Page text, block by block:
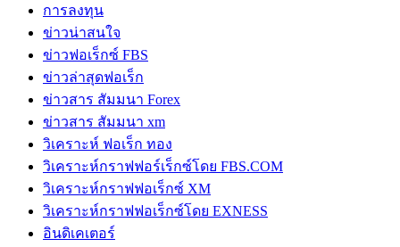
การลงทุน
ข่าวน่าสนใจ
ข่าวฟอเร็กซ์ FBS
ข่าวล่าสุดฟอเร็ก
ข่าวสาร สัมมนา Forex
ข่าวสาร สัมมนา xm
วิเคราะห์ ฟอเร็ก ทอง
วิเคราะห์กราฟฟอร์เร็กซ์โดย FBS.COM
วิเคราะห์กราฟฟอเร็กซ์ XM
วิเคราะห์กราฟฟอเร็กซ์โดย EXNESS
อินดิเคเตอร์